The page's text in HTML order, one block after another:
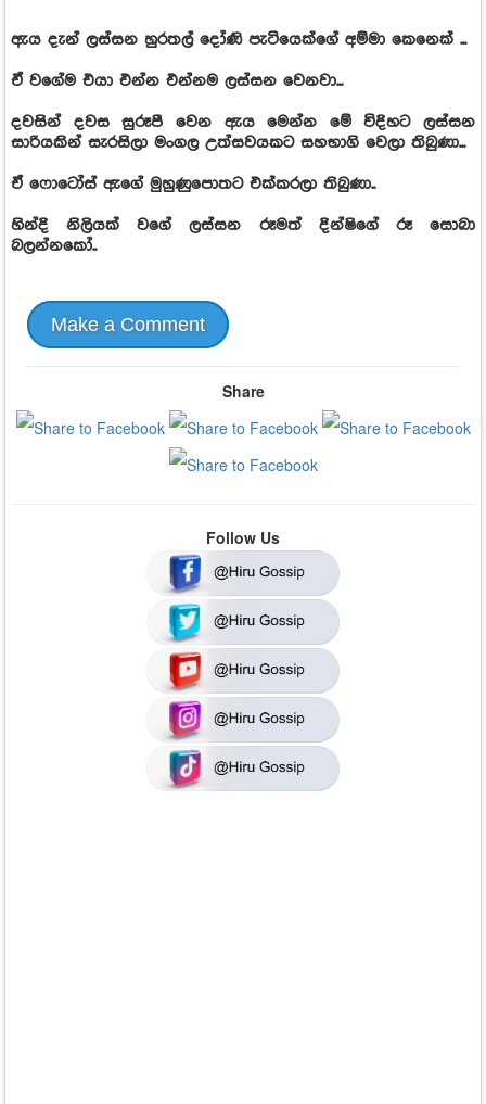
ඇය දැන් ලස්සන හුරතල් දෝණි පැටියෙක්ගේ අම්මා කෙනෙක් ...
ඒ වගේම එයා එන්න එන්නම ලස්සන වෙනවා...
දවසින් දවස සුරූපී වෙන ඇය මෙන්න මේ විදිහට ලස්සන
සාරියකින් සැරසිලා මංගල උත්සවයකට සහභාගි වෙලා තිබුණා...
ඒ ෆොටෝස් ඇගේ මුහුණුපොතට එක්කරලා තිබුණා..
හින්දි නිලියක් වගේ ලස්සන රූමත් දින්ෂිගේ රූ සොබා
බලන්නකෝ..
Make a Comment
Share
Follow Us